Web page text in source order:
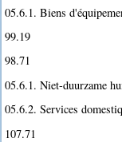
05.6.1. Biens
99.19
98.71
05.6.1. Niet-duurzame
05.6.2. Services
107.71